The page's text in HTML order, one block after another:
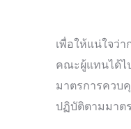
เพื่อให้แน่ใจว่
คณะผู้แทนได้ไ
มาตรการควบ
ปฏิบัติตามมาต